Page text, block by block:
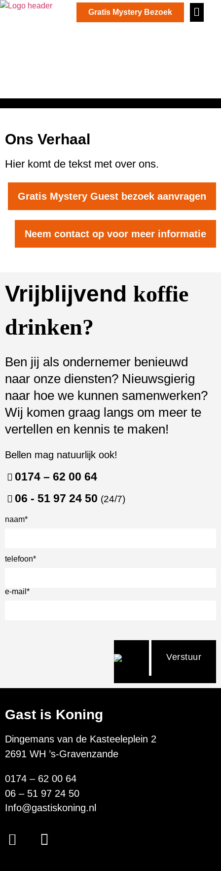
Gratis Mystery Bezoek
in stock
Ons Verhaal
Hier komt de tekst met over ons.
Gratis Mystery Guest bezoek aanvragen
Neem contact op voor meer informatie
Vrijblijvend koffie
drinken?
Ben jij als ondernemer benieuwd
naar onze diensten? Nieuwsgierig
naar hoe we kunnen samenwerken?
Wij komen graag langs om meer te
vertellen en kennis te maken!
Bellen mag natuurlijk ook!
0174 – 62 00 64
06 - 51 97 24 50 (24/7)
naam*
telefoon*
e-mail*
Gast is Koning
Dingemans van de Kasteeleplein 2
2691 WH ’s-Gravenzande
0174 – 62 00 64
06 – 51 97 24 50
Info@gastiskoning.nl